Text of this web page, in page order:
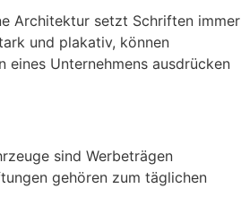
Architektur setzt Schriften immer
und plakativ, können
Unternehmens ausdrücken
sind Werbeträgen
gehören zum täglichen